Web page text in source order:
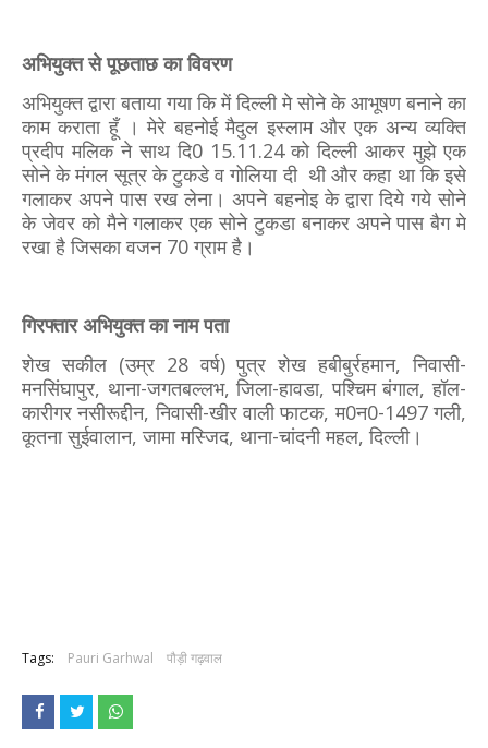
अभियुक्त से पूछताछ का विवरण
अभियुक्त द्वारा बताया गया कि में दिल्ली मे सोने के आभूषण बनाने का
काम कराता हूँ । मेरे बहनोई मैदुल इस्लाम और एक अन्य व्यक्ति
प्रदीप मलिक ने साथ दि0 15.11.24 को दिल्ली आकर मुझे एक
सोने के मंगल सूत्र के टुकडे व गोलिया दी थी और कहा था कि इसे
गलाकर अपने पास रख लेना। अपने बहनोइ के द्वारा दिये गये सोने
के जेवर को मैने गलाकर एक सोने टुकडा बनाकर अपने पास बैग मे
रखा है जिसका वजन 70 ग्राम है।
गिरफ्तार अभियुक्त का नाम पता
शेख सकील (उम्र 28 वर्ष) पुत्र शेख हबीबुर्रहमान, निवासी-
मनसिंघापुर, थाना-जगतबल्लभ, जिला-हावडा, पश्चिम बंगाल, हॉल-
कारीगर नसीरूद्दीन, निवासी-खीर वाली फाटक, म0न0-1497 गली,
कूतना सुईवालान, जामा मस्जिद, थाना-चांदनी महल, दिल्ली।
Tags: Pauri Garhwal पौड़ी गढ़वाल